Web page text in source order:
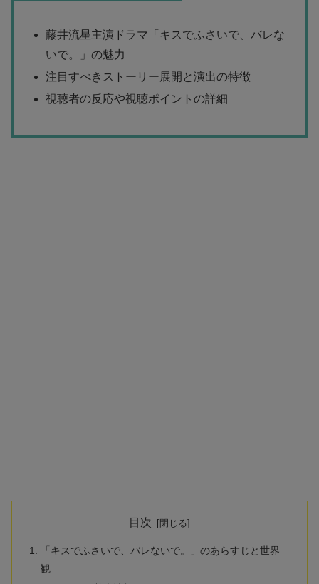
藤井流星主演ドラマ「キスでふさいで、バレな
いで。」の魅力
注目すべきストーリー展開と演出の特徴
視聴者の反応や視聴ポイントの詳細
目次
「キスでふさいで、バレないで。」のあらすじと世界
観